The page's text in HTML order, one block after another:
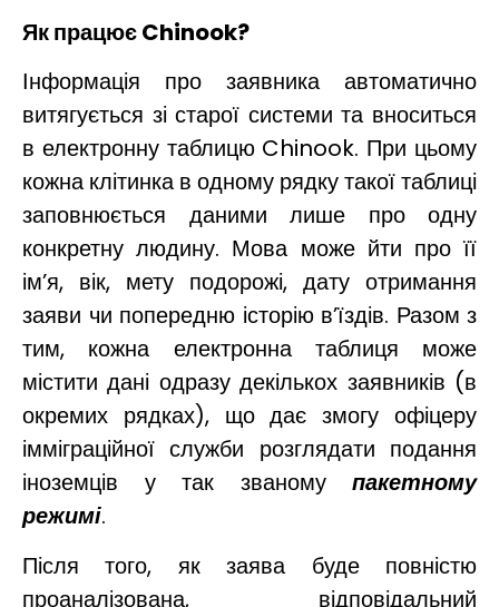
Як працюєChinook?
Інформація про заявника автоматично
витягується зі старої системи та вноситься
в електронну таблицю Chinook. При цьому
кожна клітинка в одному рядку такої таблиці
заповнюється даними лише про одну
конкретну людину. Мова може йти про її
ім’я, вік, мету подорожі, дату отримання
заяви чи попередню історію в’їздів. Разом з
тим, кожна електронна таблиця може
містити дані одразу декількох заявників (в
окремих рядках), що дає змогу офіцеру
імміграційної служби розглядати подання
іноземців у так званому пакетному
режимі.
Після того, як заява буде повністю
проаналізована, відповідальний